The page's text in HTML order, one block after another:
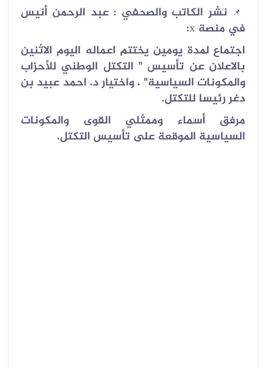
📌
نشر الكاتب والصحفي : عبد الرحمن أنيس
في منصة x
:
اجتماع لمدة يومين يختتم اعماله اليوم الاثنين
بالاعلان عن تأسيس " التكتل الوطني للأحزاب
والمكونات السياسية" ، واختيار د. احمد عبيد بن
دغر رئيسا للتكتل.
مرفق أسماء وممثلي القوى والمكونات
السياسية الموقعة على تأسيس التكتل.